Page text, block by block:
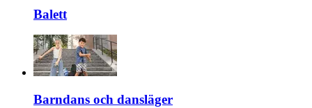
Balett
Barndans och dansläger